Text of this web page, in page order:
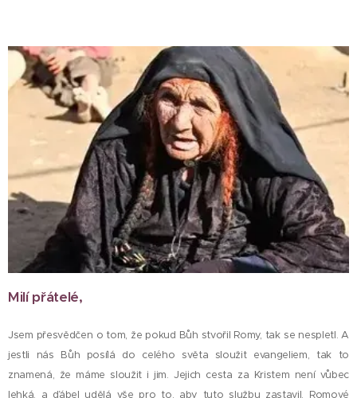
Milí přátelé,
Jsem přesvědčen o tom, že pokud Bůh stvořil Romy, tak se nespletl. A
jestli nás Bůh posílá do celého světa sloužit evangeliem, tak to
znamená, že máme sloužit i jim. Jejich cesta za Kristem není vůbec
lehká, a ďábel udělá vše pro to, aby tuto službu zastavil. Romové